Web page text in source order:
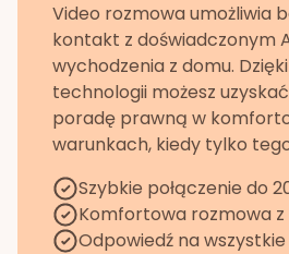
Video rozmowa umożliwia
kontakt z doświadczonym
wychodzenia z domu.
technologii możesz
poradę prawną w
warunkach, kiedy tylko
Szybkie połączenie do
Komfortowa rozmowa
Odpowiedź na